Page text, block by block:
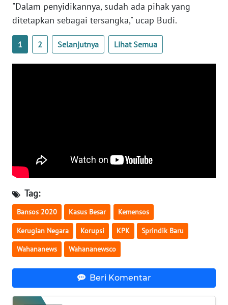
"Dalam penyidikannya, sudah ada pihak yang
ditetapkan sebagai tersangka," ucap Budi.
1 2 Selanjutnya Lihat Semua
Tag:
Bansos 2020 Kasus Besar Kemensos
Kerugian Negara Korupsi KPK Sprindik Baru
Wahananews Wahananewsco
Beri Komentar
WN
BANTEN
NTT
PAPUA
BARAT
WN
RIAU
WN
SERAMBI
JAMBI